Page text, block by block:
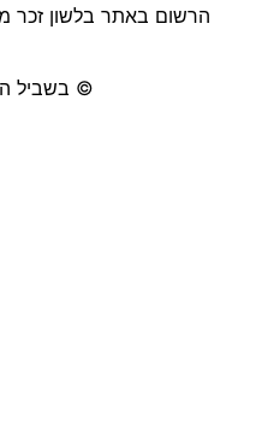
הרשום באתר בלשון זכר
© בשביל